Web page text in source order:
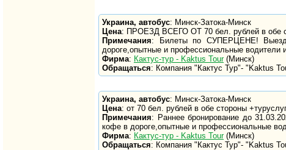
Украина, автобус: Минск-Затока-Минск
Цена: ПРОЕЗД ВСЕГО ОТ 70 бел. рублей в обе
Примечания: Билеты по СУПЕРЦЕНЕ! Выезд
дороге,опытные и профессиональные
Фирма: Кактус-тур - Kaktus Tour(Минск)
Обращаться: Компания "Кактус Тур"- "Kaktus
Украина, автобус: Минск-Затока-Минск
Цена: от 70 бел. рублей в обе стороны
Примечания: Раннее бронирование до
кофе в дороге,опытные и профессиональные
Фирма: Кактус-тур - Kaktus Tour(Минск)
Обращаться: Компания "Кактус Тур"- "Kaktus